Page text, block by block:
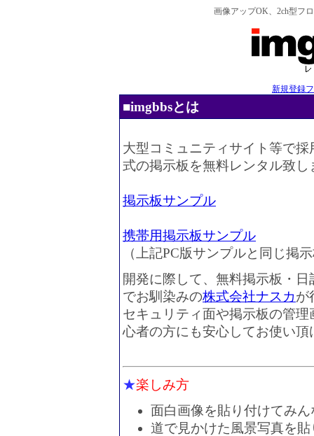
画像アップOK、2ch型フ
新規登録
■imgbbsとは
大型コミュニティサイト等で
式の掲示板を無料レンタル致し
掲示板サンプル
携帯用掲示板サンプル
（上記PC版サンプルと同じ掲
開発に際して、無料掲示板・
でお馴染みの株式会社ナスカが
セキュリティ面や掲示板の管
心者の方にも安心してお使い頂
★楽しみ方
面白画像を貼り付けてみ
道で見かけた風景写真を